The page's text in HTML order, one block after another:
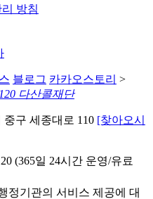
방침
블로그 카카오스토리 >
다산콜재단
중구 세종대로 110 [찾아오시
(365일 24시간 운영/유료
정기관의 서비스 제공에 대